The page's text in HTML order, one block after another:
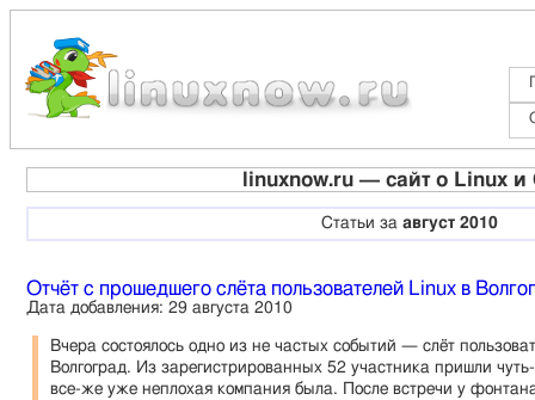
linuxnow.ru — cайт о Linux
Статьи за август 2010
Отчёт с прошедшего слёта пользователей Linux в
Дата добавления: 29 августа 2010
Вчера состоялось одно из не частых событий — слёт
Волгоград. Из зарегистрированных 52 участника пришли
все-же уже неплохая компания была. После встречи у